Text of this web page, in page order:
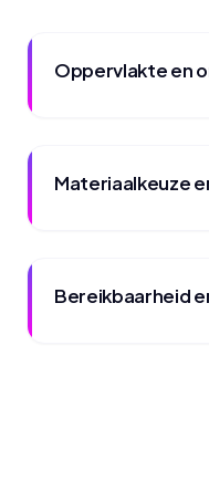
Oppervlakte en
Materiaalkeuze
Bereikbaarheid